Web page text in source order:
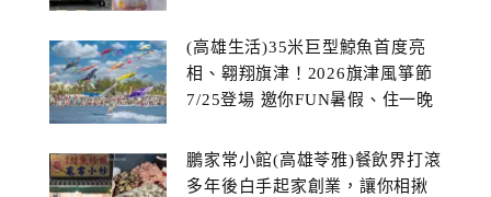
(高雄生活)35米巨型鯨魚首度亮
相、翱翔旗津！2026旗津風箏節
7/25登場 邀你FUN暑假、住一晚
鵬家常小館(高雄苓雅)餐飲界打滾
多年後白手起家創業，讓你相揪